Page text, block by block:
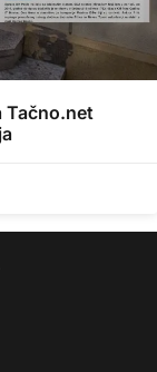
Tačno.net